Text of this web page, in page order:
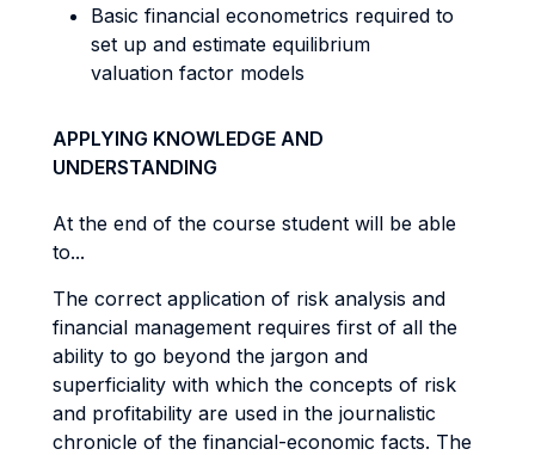
Basic financial econometrics required to
set up and estimate equilibrium
valuation factor models
APPLYING KNOWLEDGE AND
UNDERSTANDING
At the end of the course student will be able
to...
The correct application of risk analysis and
financial management requires first of all the
ability to go beyond the jargon and
superficiality with which the concepts of risk
and profitability are used in the journalistic
chronicle of the financial-economic facts. The